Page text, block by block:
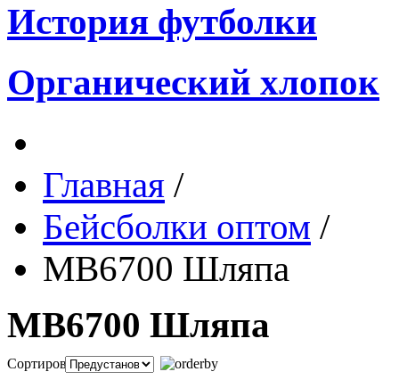
История футболки
Органический хлопок
Главная /
Бейсболки оптом /
MB6700 Шляпа
MB6700 Шляпа
Сортировка: